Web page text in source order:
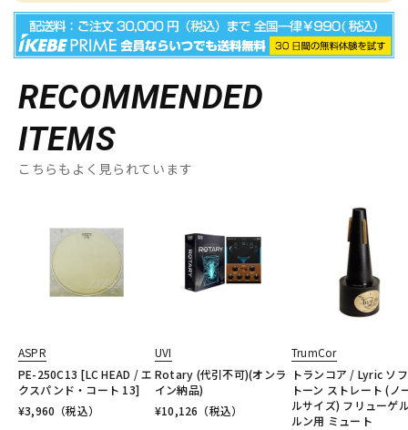
RECOMMENDED
ITEMS
こちらもよく見られています
ASPR
PE-250C13 [LC HEAD / エ
クスパンド・コート 13]
¥3,960 （税込）
UVI
Rotary (代引不可)(オンラ
イン納品)
¥10,126 （税込）
TrumCor
トランコア / Lyric ソ
トーン ストレート (ノ
ルサイズ) フリューゲ
ルン用 ミュート